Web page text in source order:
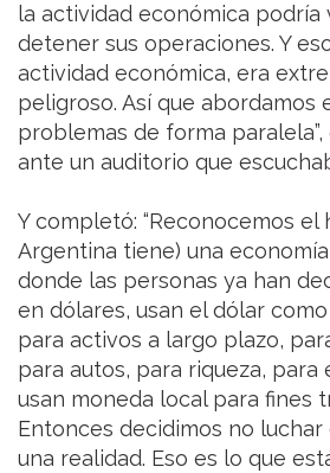
la actividad económica podría
detener sus operaciones. Y
actividad económica, era
peligroso. Así que abordamos
problemas de forma paralela”,
ante un auditorio que
Y completó: “Reconocemos el
Argentina tiene) una
donde las personas ya han
en dólares, usan el dólar
para activos a largo plazo,
para autos, para riqueza, para
usan moneda local para fines
Entonces decidimos no luchar
una realidad. Eso es lo que